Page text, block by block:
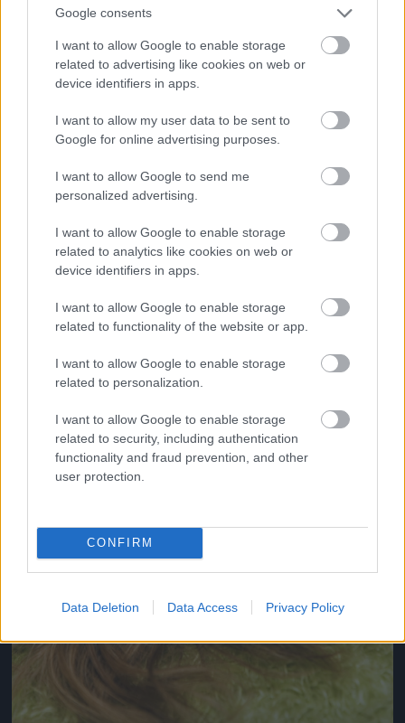
Google consents
I want to allow Google to enable storage
related to advertising like cookies on web or
device identifiers in apps.
I want to allow my user data to be sent to
Google for online advertising purposes.
I want to allow Google to send me
personalized advertising.
I want to allow Google to enable storage
related to analytics like cookies on web or
device identifiers in apps.
I want to allow Google to enable storage
related to functionality of the website or app.
I want to allow Google to enable storage
related to personalization.
I want to allow Google to enable storage
related to security, including authentication
functionality and fraud prevention, and other
user protection.
CONFIRM
Data Deletion Data Access Privacy Policy
Ha nincs férfi, csábítson el egy virágot!
Fotó: . / Northfoto
Jön még kép!